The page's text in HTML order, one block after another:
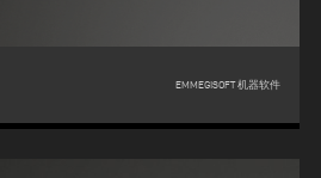
EMMEGISOFT 机器软件